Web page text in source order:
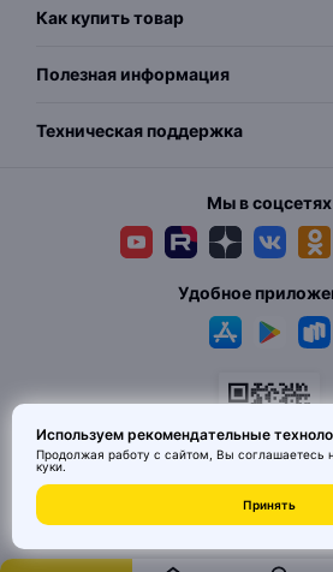
Как купить товар
Полезная информация
Техническая поддержка
Мы в соцсетях
© 2026 MAI HE MAI. Маркетплейс
Китая по ценам заводов. Все
Удобное
Используем рекомендательные
Продолжая работу с сайтом, Вы соглашаетесь
куки.
Принять